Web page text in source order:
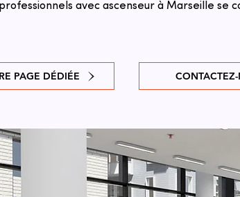
avec ascenseur à Marseille se
PAGE DÉDIÉE